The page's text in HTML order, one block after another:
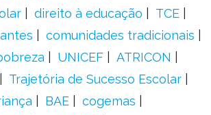
direito à educação
TCE
comunidades tradicionais
UNICEF
ATRICON
Trajetória de Sucesso Escolar
BAE
cogemas